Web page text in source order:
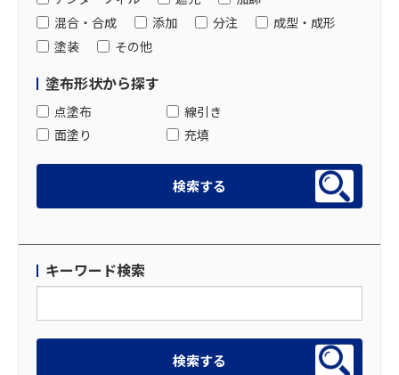
混合・合成
添加 分注
成型・成形
塗装
その他
塗布形状から探す
点塗布
線引き
面塗り
充填
キーワード検索